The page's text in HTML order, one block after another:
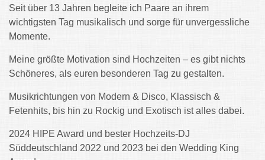
Seit über 13 Jahren begleite ich Paare an ihrem
wichtigsten Tag musikalisch und sorge für unvergessliche
Momente.
Meine größte Motivation sind Hochzeiten – es gibt nichts
Schöneres, als euren besonderen Tag zu gestalten.
Musikrichtungen von Modern & Disco, Klassisch &
Fetenhits, bis hin zu Rockig und Exotisch ist alles dabei.
2024 HIPE Award und bester Hochzeits-DJ
Süddeutschland 2022 und 2023 bei den Wedding King